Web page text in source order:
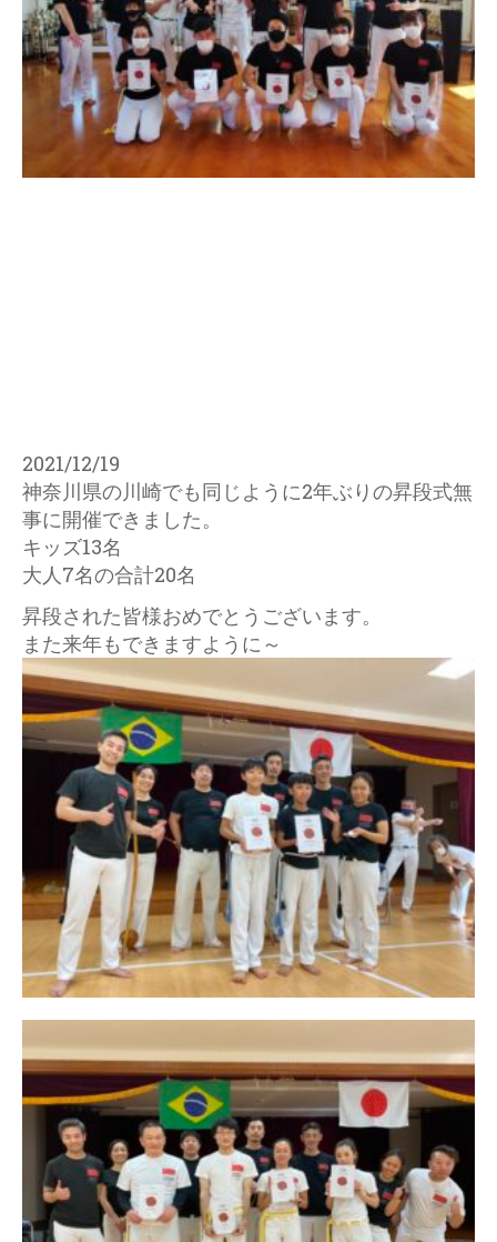
オフィシャルFACEBOOKページ
Samurai Capoeira
最近の投稿
第6回福岡昇段式
2024年3月1日
CAPOEIRA
CAPOEIRA
オフィシャルサイトは
こちら
2021/12/19
神奈川県の川崎でも同じように2年ぶりの昇段式無
事に開催できました。
キッズ13名
大人7名の合計20名
昇段された皆様おめでとうございます。
また来年もできますように～